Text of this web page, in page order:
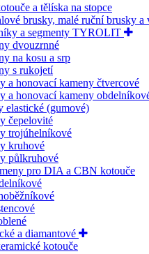
a tělíska na stopce
brusky, malé ruční brusky a
a segmenty TYROLIT
dvouzrnné
na kosu a srp
s rukojetí
a honovací kameny čtvercové
a honovací kameny
elastické (gumové)
čepelovité
trojúhelníkové
kruhové
půlkruhové
pro DIA a CBN kotouče
a diamantové
kotouče